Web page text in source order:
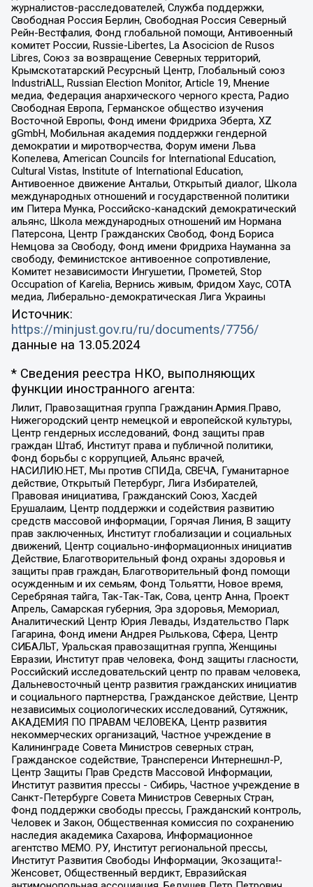
журналистов-расследователей, Служба поддержки,
Свободная Россия Берлин, Свободная Россия Северный
Рейн-Вестфалия, Фонд глобальной помощи, Антивоенный
комитет России, Russie-Libertes, La Asocicion de Rusos
Libres, Союз за возвращение Северных территорий,
Крымскотатарский Ресурсный Центр, Глобальный союз
IndustriALL, Russian Election Monitor, Article 19, Мнение
медиа, Федерация анархического черного креста, Радио
Свободная Европа, Германское общество изучения
Восточной Европы, Фонд имени Фридриха Эберта, XZ
gGmbH, Мобильная академия поддержки гендерной
демократии и миротворчества, Форум имени Льва
Копелева, American Councils for International Education,
Cultural Vistas, Institute of International Education,
Антивоенное движение Антальи, Открытый диалог, Школа
международных отношений и государственной политики
им Питера Мунка, Российско-канадский демократический
альянс, Школа международных отношений им Нормана
Патерсона, Центр Гражданских Свобод, Фонд Бориса
Немцова за Свободу, Фонд имени Фридриха Науманна за
свободу, Феминистское антивоенное сопротивление,
Комитет независимости Ингушетии, Прометей, Stop
Occupation of Karelia, Вернись живым, Фридом Хаус, СОТА
медиа, Либерально-демократическая Лига Украины
Источник:
https://minjust.gov.ru/ru/documents/7756/
данные на 13.05.2024
* Сведения реестра НКО, выполняющих
функции иностранного агента:
Лилит, Правозащитная группа Гражданин.Армия.Право,
Нижегородский центр немецкой и европейской культуры,
Центр гендерных исследований, Фонд защиты прав
граждан Штаб, Институт права и публичной политики,
Фонд борьбы с коррупцией, Альянс врачей,
НАСИЛИЮ.НЕТ, Мы против СПИДа, СВЕЧА, Гуманитарное
действие, Открытый Петербург, Лига Избирателей,
Правовая инициатива, Гражданский Союз, Хасдей
Ерушалаим, Центр поддержки и содействия развитию
средств массовой информации, Горячая Линия, В защиту
прав заключенных, Институт глобализации и социальных
движений, Центр социально-информационных инициатив
Действие, Благотворительный фонд охраны здоровья и
защиты прав граждан, Благотворительный фонд помощи
осужденным и их семьям, Фонд Тольятти, Новое время,
Серебряная тайга, Так-Так-Так, Сова, центр Анна, Проект
Апрель, Самарская губерния, Эра здоровья, Мемориал,
Аналитический Центр Юрия Левады, Издательство Парк
Гагарина, Фонд имени Андрея Рылькова, Сфера, Центр
СИБАЛЬТ, Уральская правозащитная группа, Женщины
Евразии, Институт прав человека, Фонд защиты гласности,
Российский исследовательский центр по правам человека,
Дальневосточный центр развития гражданских инициатив
и социального партнерства, Гражданское действие, Центр
независимых социологических исследований, Сутяжник,
АКАДЕМИЯ ПО ПРАВАМ ЧЕЛОВЕКА, Центр развития
некоммерческих организаций, Частное учреждение в
Калининграде Совета Министров северных стран,
Гражданское содействие, Трансперенси Интернешнл-Р,
Центр Защиты Прав Средств Массовой Информации,
Институт развития прессы - Сибирь, Частное учреждение в
Санкт-Петербурге Совета Министров Северных Стран,
Фонд поддержки свободы прессы, Гражданский контроль,
Человек и Закон, Общественная комиссия по сохранению
наследия академика Сахарова, Информационное
агентство МЕМО. РУ, Институт региональной прессы,
Институт Развития Свободы Информации, Экозащита!-
Женсовет, Общественный вердикт, Евразийская